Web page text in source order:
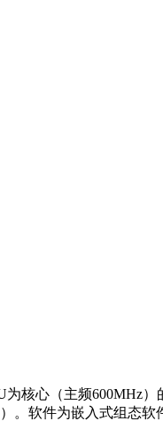
核心（主频600MHz
。软件为嵌入式组态